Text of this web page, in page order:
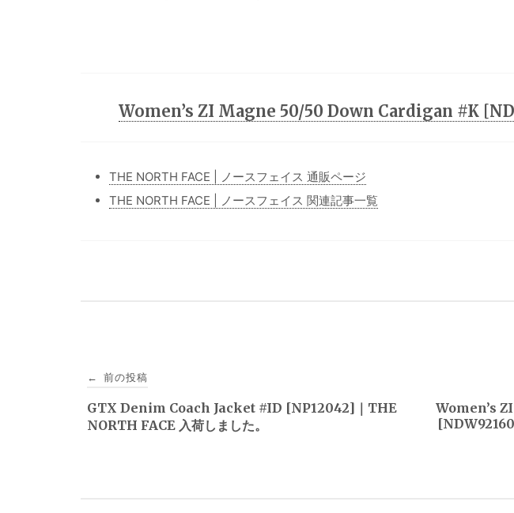
Women’s ZI Magne 50/50 Down Cardigan #K
THE NORTH FACE | ノースフェイス 通販ページ
THE NORTH FACE | ノースフェイス 関連記事一覧
稿
ナ
← 前の投稿
GTX Denim Coach Jacket #ID [NP12042]｜THE
NORTH FACE 入荷しました。
Women’s